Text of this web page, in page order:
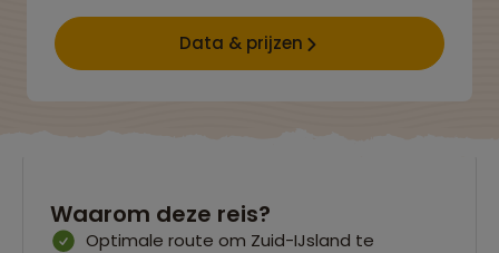
Data & prijzen
Waarom deze reis?
Optimale route om Zuid-IJsland te